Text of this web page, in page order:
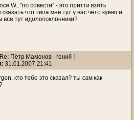
W., "по совести" - это притти взять
что типа мне тут у вас чёто куёво и
тут идолопоклонники?
Пётр Мамонов - гений !
31.01.2007 21:41
кто тебе это сказал? ты сам как